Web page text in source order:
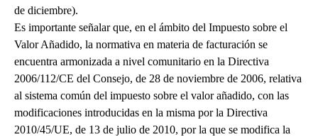
de diciembre).
Es importante señalar que, en el ámbito del Impuesto sobre el
Valor Añadido, la normativa en materia de facturación se
encuentra armonizada a nivel comunitario en la Directiva
2006/112/CE del Consejo, de 28 de noviembre de 2006, relativa
al sistema común del impuesto sobre el valor añadido, con las
modificaciones introducidas en la misma por la Directiva
2010/45/UE, de 13 de julio de 2010, por la que se modifica la